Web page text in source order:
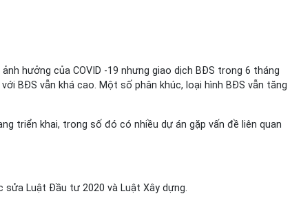
hưởng của COVID -19 nhưng giao dịch BĐS trong 6 tháng
BĐS vẫn khá cao. Một số phân khúc, loại hình BĐS vẫn tăng
triển khai, trong số đó có nhiều dự án gặp vấn đề liên quan
sửa Luật Đầu tư 2020 và Luật Xây dựng.